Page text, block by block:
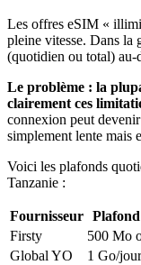
Les offres eSIM «
pleine vitesse. Dans la
(quotidien ou total) au-
Le problème : la
clairement ces
connexion peut
simplement lente mais
Voici les plafonds
Tanzanie :
Fournisseur
Firsty
500 Mo
Global YO
1 Go/jour